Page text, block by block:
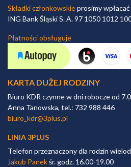
Składki członkowskieprosimy
ING Bank Śląski S. A. 97 1050 1012
Płatności obsługuje
KARTA DUŻEJ RODZINY
Biuro KDR czynne w dni robocze od
Anna Tanowska, tel.: 732 988 446
biuro_kdr@3plus.pl
LINIA 3PLUS
Telefon przeznaczony dla rodzin
Jakub Panekśr. godz. 16.00-19.00